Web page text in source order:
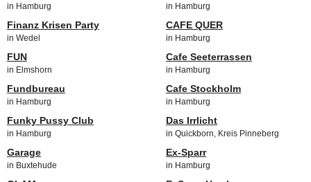
in Hamburg
Finanz Krisen Party
in Wedel
FUN
in Elmshorn
Fundbureau
in Hamburg
Funky Pussy Club
in Hamburg
Garage
in Buxtehude
in Hamburg
CAFE QUER
in Hamburg
Cafe Seeterrassen
in Hamburg
Cafe Stockholm
in Hamburg
Das Irrlicht
in Quickborn, Kreis Pinneberg
Ex-Sparr
in Hamburg